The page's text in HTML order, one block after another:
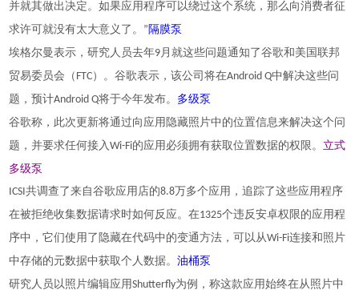
并就其做出决定。如果应用程序可以绕过这个系统，那么向消费者征
求许可就没有太大意义了。” 隔膜泵
埃格尔曼表示，研究人员去年9月就这些问题通知了谷歌和美国联邦
贸易委员会（FTC）。谷歌表示，该公司将在Android Q中解决这些问
题，预计Android Q将于今年发布。 多级泵
谷歌称，此次更新将通过向应用隐藏照片中的位置信息来解决这个问
题，并要求任何接入Wi-Fi的应用必须拥有获取位置数据的权限。立式
多级泵
ICSI共调查了来自谷歌应用店的8.8万多个应用，追踪了这些应用程序
在被拒绝收集数据请求时如何反应。在1325个违反安卓权限的应用程
序中，它们使用了隐藏在代码中的变通方法，可以从Wi-Fi连接和照片
中存储的元数据中获取个人数据。油桶泵
研究人员以照片编辑应用Shutterfly为例，称这款应用始终在从照片中